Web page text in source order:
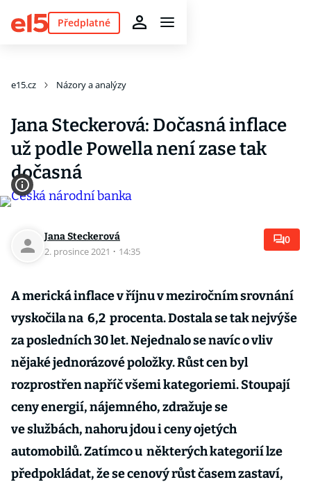
Předplatné
e15.cz Názory a analýzy
Jana Steckerová: Dočasná inflace
už podle Powella není zase tak
dočasná
Jana Steckerová
2. prosince 2021 · 14:35
0
A merická inflace v říjnu v meziročním srovnání
vyskočila na 6,2 procenta. Dostala se tak nejvýše
za posledních 30 let. Nejednalo se navíc o vliv
nějaké jednorázové položky. Růst cen byl
rozprostřen napříč všemi kategoriemi. Stoupají
ceny energií, nájemného, zdražuje se
ve službách, nahoru jdou i ceny ojetých
automobilů. Zatímco u některých kategorií lze
předpokládat, že se cenový růst časem zastaví,